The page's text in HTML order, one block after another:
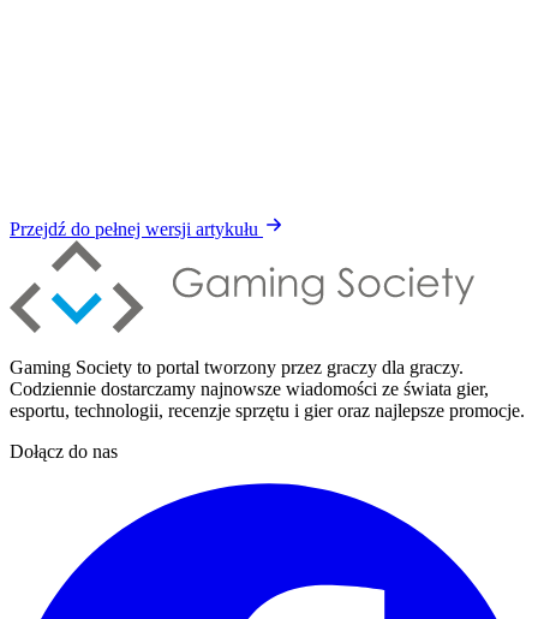
Przejdź do pełnej wersji artykułu
Gaming Society to portal tworzony przez graczy dla graczy.
Codziennie dostarczamy najnowsze wiadomości ze świata gier,
esportu, technologii, recenzje sprzętu i gier oraz najlepsze promocje.
Dołącz do nas